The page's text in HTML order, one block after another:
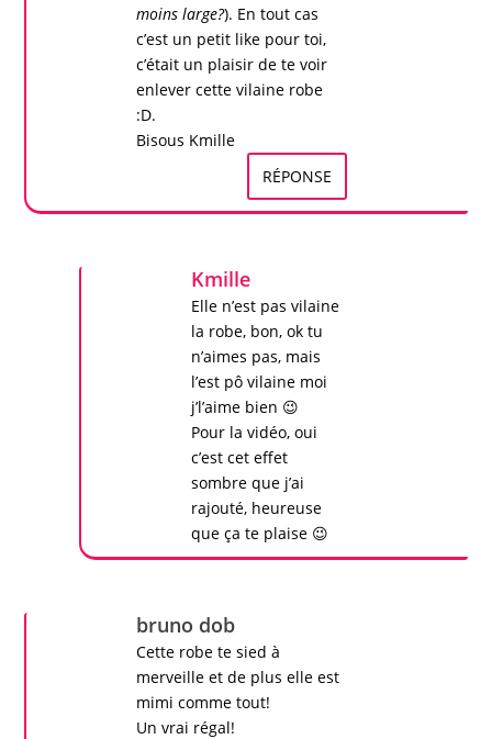
moins large?). En tout cas
c’est un petit like pour toi,
c’était un plaisir de te voir
enlever cette vilaine robe
:D.
Bisous Kmille
RÉPONSE
Kmille
Elle n’est pas vilaine
la robe, bon, ok tu
n’aimes pas, mais
l’est pô vilaine moi
j’l’aime bien 😉
Pour la vidéo, oui
c’est cet effet
sombre que j’ai
rajouté, heureuse
que ça te plaise 😉
bruno dob
Cette robe te sied à
merveille et de plus elle est
mimi comme tout!
Un vrai régal!